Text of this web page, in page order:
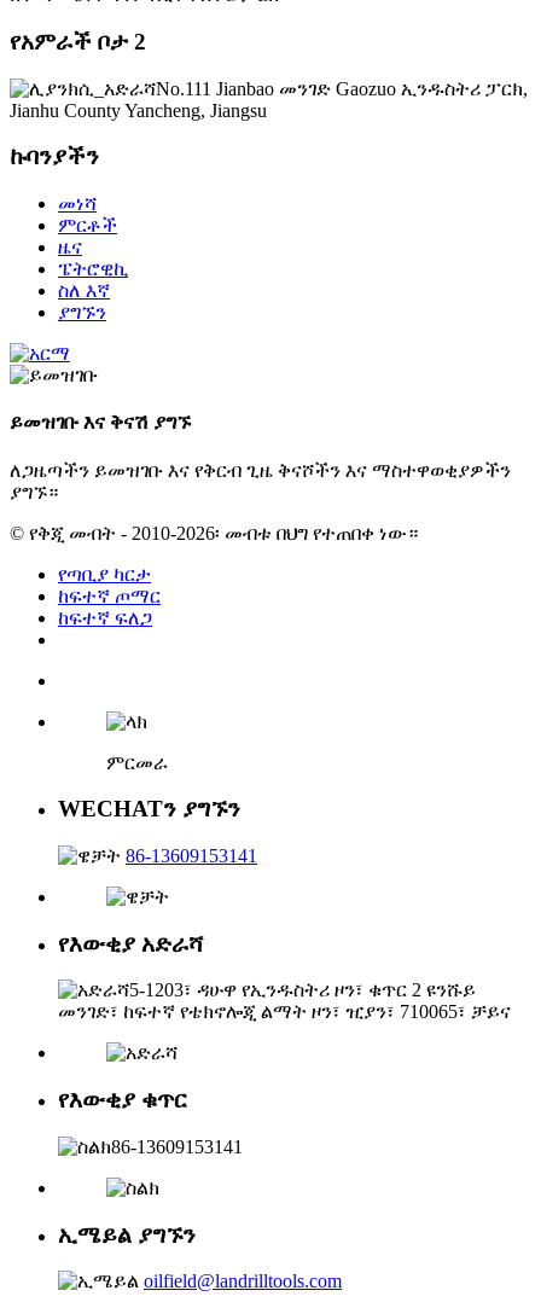
የአምራች ቦታ 2
No.111 Jianbao መንገድ Gaozuo ኢንዱስትሪ ፓርክ,
Jianhu County Yancheng, Jiangsu
ኩባንያችን
መነሻ
ምርቶች
ዜና
ፔትሮዊኪ
ስለ እኛ
ያግኙን
ይመዝገቡ እና ቅናሽ ያግኙ
ለጋዜጣችን ይመዝገቡ እና የቅርብ ጊዜ ቅናሾችን እና ማስተዋወቂያዎችን
ያግኙ።
© የቅጂ መብት - 2010-2026፡ መብቱ በህግ የተጠበቀ ነው።
የጣቢያ ካርታ
ከፍተኛ ጦማር
ከፍተኛ ፍለጋ
ምርመራ
WECHATን ያግኙን
86-13609153141
የእውቂያ አድራሻ
5-1203፣ ዳሁዋ የኢንዱስትሪ ዞን፣ ቁጥር 2 ዩንሹይ
መንገድ፣ ከፍተኛ የቴክኖሎጂ ልማት ዞን፣ ዢያን፣ 710065፣ ቻይና
የእውቂያ ቁጥር
86-13609153141
ኢሜይል ያግኙን
oilfield@landrilltools.com